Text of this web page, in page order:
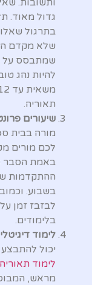
ותשובות.
גדול מאוד.
בתרגול
שלא מקדם
שמתבסס על
להיות נהג
תאוריה.
שיעורים
מורה בבית
לכם מורים
באמת הסבר
ההתקדמות
בשבוע.
לבזבז זמן
בלימודים.
לימוד דיגיטלי
יכול
לימוד
מראש,